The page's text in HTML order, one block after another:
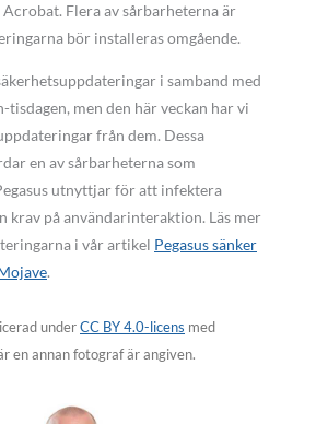
Flera av sårbarheterna är
bör installeras omgående.
i samband med
tisdagen, men den här veckan har vi
från dem. Dessa
en av sårbarheterna som
utnyttjar för att infektera
krav på användarinteraktion. Läs mer
i vår artikel Pegasus sänker
.
under CC BY 4.0-licens med
en annan fotograf är angiven.